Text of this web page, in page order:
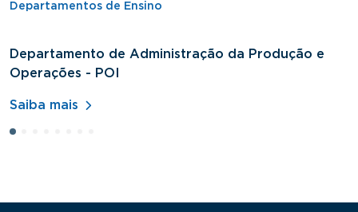
Departamentos de Ensino
Departamento de Administração da Produção e
Operações - POI
Saiba mais